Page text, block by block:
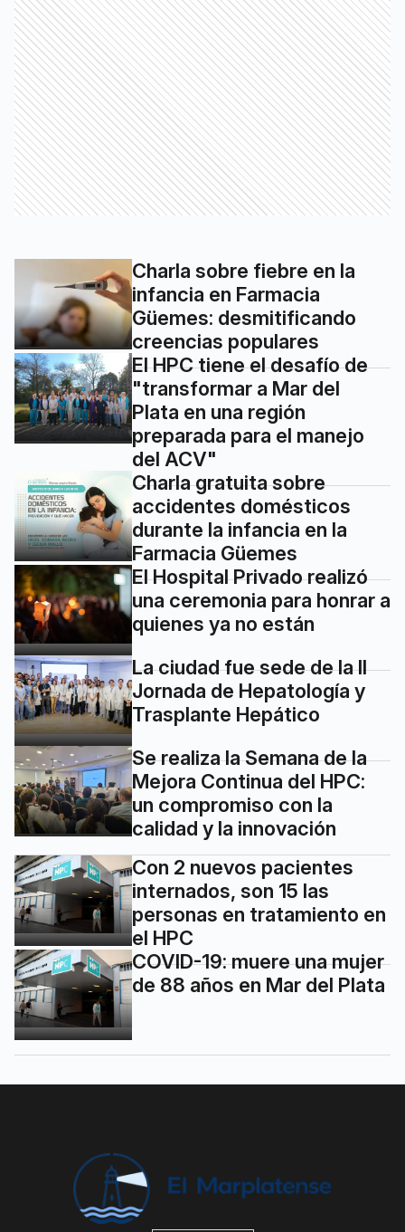
Charla sobre fiebre en la
infancia en Farmacia
Güemes: desmitificando
creencias populares
El HPC tiene el desafío de
"transformar a Mar del
Plata en una región
preparada para el manejo
del ACV"
Charla gratuita sobre
accidentes domésticos
durante la infancia en la
Farmacia Güemes
El Hospital Privado realizó
una ceremonia para honrar a
quienes ya no están
La ciudad fue sede de la II
Jornada de Hepatología y
Trasplante Hepático
Se realiza la Semana de la
Mejora Continua del HPC:
un compromiso con la
calidad y la innovación
Con 2 nuevos pacientes
internados, son 15 las
personas en tratamiento en
el HPC
COVID-19: muere una mujer
de 88 años en Mar del Plata